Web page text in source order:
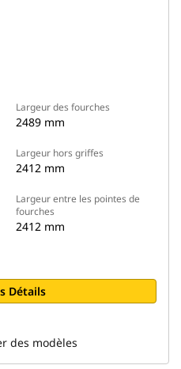
Largeur des fourches
2489 mm
Largeur hors griffes
2412 mm
Largeur entre les pointes de
fourches
2412 mm
Détails
des modèles